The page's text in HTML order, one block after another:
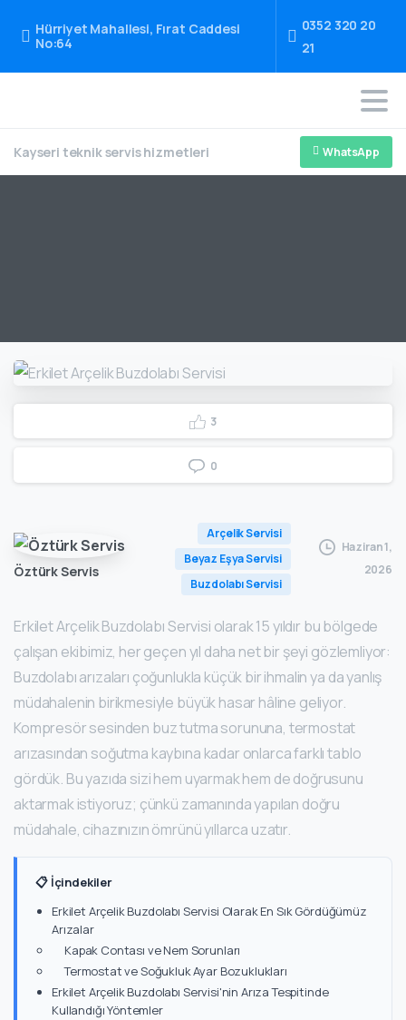
Hürriyet Mahallesi, Fırat Caddesi
No:64
0352 320 20
21
Kayseri teknik servis hizmetleri WhatsApp
3
0
Öztürk Servis
Arçelik Servisi
Beyaz Eşya Servisi
Buzdolabı Servisi
Haziran 1,
2026
Erkilet Arçelik Buzdolabı Servisi olarak 15 yıldır bu bölgede
çalışan ekibimiz, her geçen yıl daha net bir şeyi gözlemliyor:
Buzdolabı arızaları çoğunlukla küçük bir ihmalin ya da yanlış
müdahalenin birikmesiyle büyük hasar hâline geliyor.
Kompresör sesinden buz tutma sorununa, termostat
arızasından soğutma kaybına kadar onlarca farklı tablo
gördük. Bu yazıda sizi hem uyarmak hem de doğrusunu
aktarmak istiyoruz; çünkü zamanında yapılan doğru
müdahale, cihazınızın ömrünü yıllarca uzatır.
📋 İçindekiler
Erkilet Arçelik Buzdolabı Servisi Olarak En Sık Gördüğümüz
Arızalar
Kapak Contası ve Nem Sorunları
Termostat ve Soğukluk Ayar Bozuklukları
Erkilet Arçelik Buzdolabı Servisi'nin Arıza Tespitinde
Kullandığı Yöntemler